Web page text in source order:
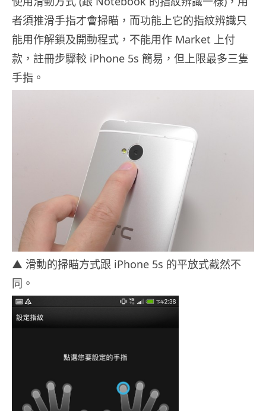
者須推滑手指才會掃瞄，而功能上它的指紋辨識只
能用作解鎖及開動程式，不能用作 Market 上付
款，註冊步驟較 iPhone 5s 簡易，但上限最多三隻
手指。
▲ 滑動的掃瞄方式跟 iPhone 5s 的平放式截然不
同。